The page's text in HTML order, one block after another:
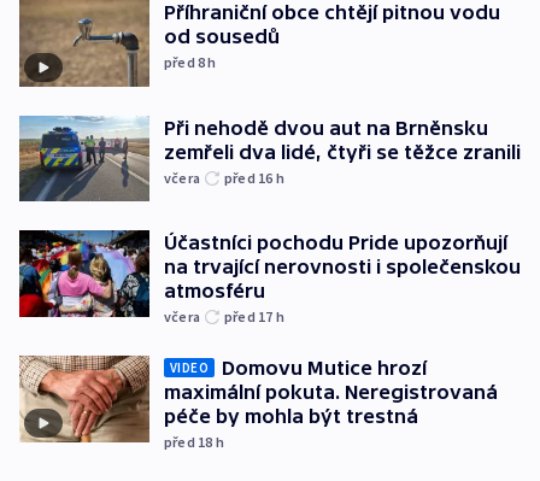
Příhraniční obce chtějí pitnou vodu
od sousedů
před 8h
Při nehodě dvou aut na Brněnsku
zemřeli dva lidé, čtyři se těžce zranili
včera před 16 h
Účastníci pochodu Pride upozorňují
na trvající nerovnosti i společenskou
atmosféru
včera před 17 h
VIDEO
Domovu Mutice hrozí
maximální pokuta. Neregistrovaná
péče by mohla být trestná
před 18 h